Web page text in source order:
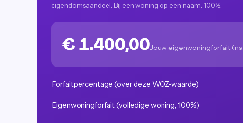
eigendomsaandeel. Bij een woning op een naam: 100%.
€ 1.400,00Jouw eigenwoningforfait
Forfaitpercentage (over deze WOZ-waarde)
Eigenwoningforfait (volledige woning, 100%)